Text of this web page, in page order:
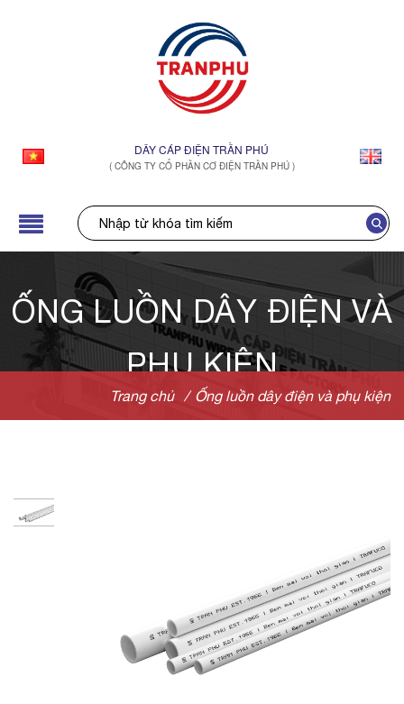
DÂY CÁP ĐIỆN TRẦN PHÚ
( CÔNG TY CỔ PHẦN CƠ ĐIỆN TRẦN PHÚ )
ỐNG LUỒN DÂY ĐIỆN VÀ
PHỤ KIỆN
Trang chủ / Ống luồn dây điện và phụ kiện